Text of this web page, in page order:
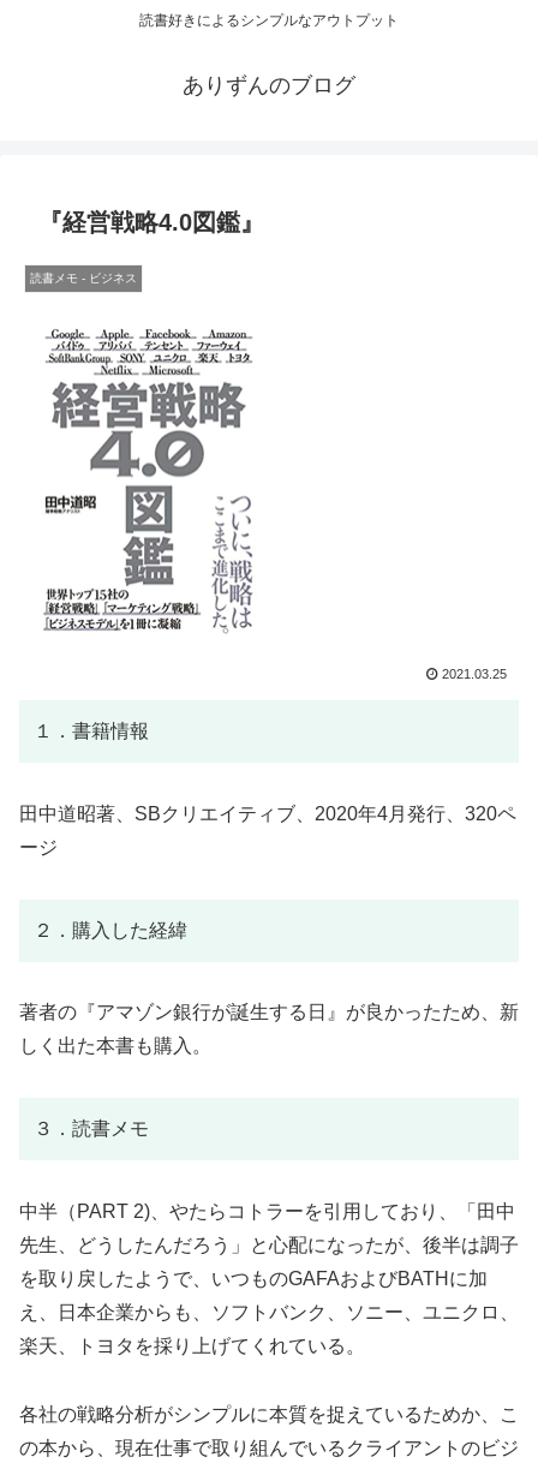
読書好きによるシンプルなアウトプット
ありずんのブログ
『経営戦略4.0図鑑』
読書メモ - ビジネス
2021.03.25
１．書籍情報
田中道昭著、SBクリエイティブ、2020年4月発行、320ペ
ージ
２．購入した経緯
著者の『アマゾン銀行が誕生する日』が良かったため、新
しく出た本書も購入。
３．読書メモ
中半（PART 2)、やたらコトラーを引用しており、「田中
先生、どうしたんだろう」と心配になったが、後半は調子
を取り戻したようで、いつものGAFAおよびBATHに加
え、日本企業からも、ソフトバンク、ソニー、ユニクロ、
楽天、トヨタを採り上げてくれている。
各社の戦略分析がシンプルに本質を捉えているためか、こ
の本から、現在仕事で取り組んでいるクライアントのビジ